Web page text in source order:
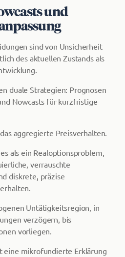
und
sind von Unsicherheit
des aktuellen Zustands als
duale Strategien: Prognosen
Nowcasts für kurzfristige
aggregierte Preisverhalten.
als ein Realoptionsproblem,
verrauschte
diskrete, präzise
Untätigkeitsregion, in
verzögern, bis
vorliegen.
eine mikrofundierte Erklärung